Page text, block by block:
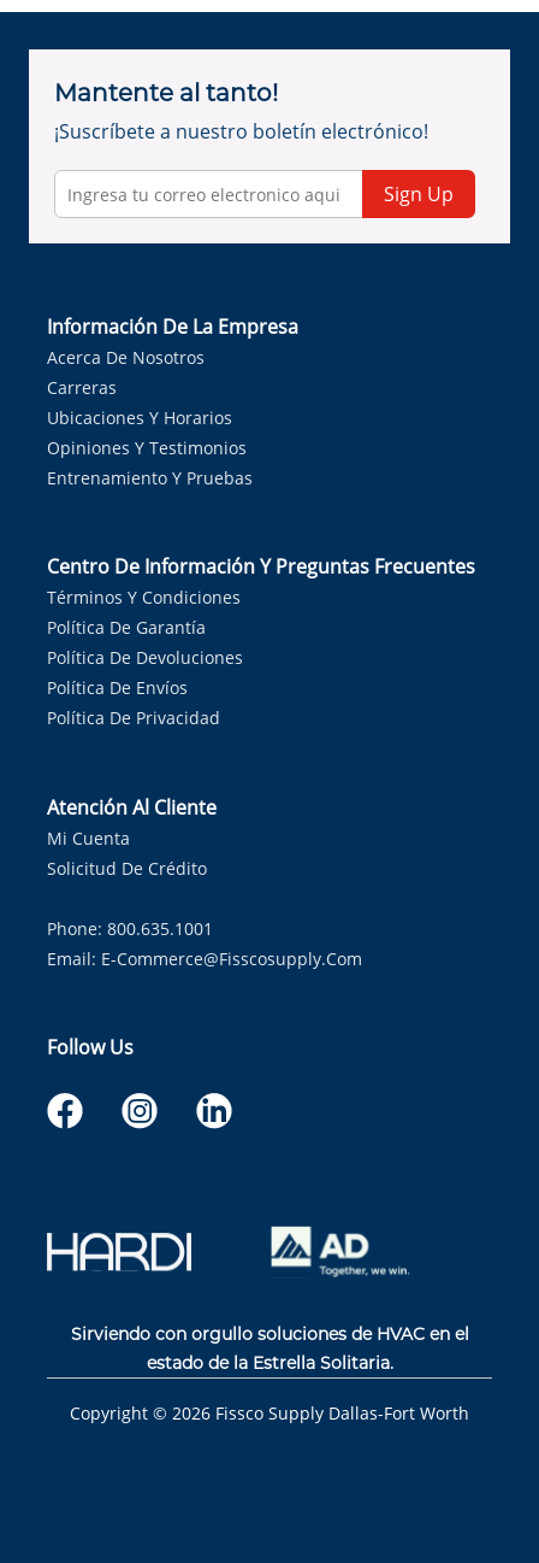
Mantente al tanto!
¡Suscríbete a nuestro boletín electrónico!
Sign Up
Información De La Empresa
Acerca De Nosotros
Carreras
Ubicaciones Y Horarios
Opiniones Y Testimonios
Entrenamiento Y Pruebas
Centro De Información Y Preguntas Frecuentes
Términos Y Condiciones
Política De Garantía
Política De Devoluciones
Política De Envíos
Política De Privacidad
Atención Al Cliente
Mi Cuenta
Solicitud De Crédito
Phone: 800.635.1001
Email: E-Commerce@fisscosupply.com
Follow Us
Sirviendo con orgullo soluciones de HVAC en el
estado de la Estrella Solitaria.
Copyright © 2026 Fissco Supply Dallas-Fort Worth